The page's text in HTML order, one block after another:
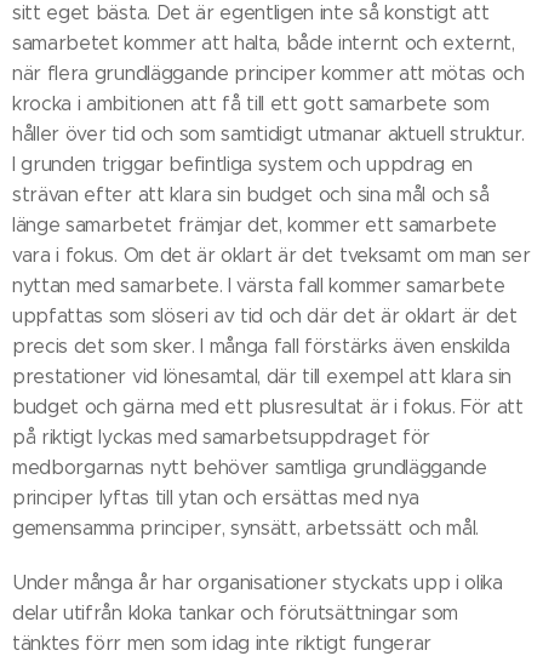
sitt eget bästa. Det är egentligen inte så konstigt att
samarbetet kommer att halta, både internt och externt,
när flera grundläggande principer kommer att mötas och
krocka i ambitionen att få till ett gott samarbete som
håller över tid och som samtidigt utmanar aktuell struktur.
I grunden triggar befintliga system och uppdrag en
strävan efter att klara sin budget och sina mål och så
länge samarbetet främjar det, kommer ett samarbete
vara i fokus. Om det är oklart är det tveksamt om man ser
nyttan med samarbete. I värsta fall kommer samarbete
uppfattas som slöseri av tid och där det är oklart är det
precis det som sker. I många fall förstärks även enskilda
prestationer vid lönesamtal, där till exempel att klara sin
budget och gärna med ett plusresultat är i fokus. För att
på riktigt lyckas med samarbetsuppdraget för
medborgarnas nytt behöver samtliga grundläggande
principer lyftas till ytan och ersättas med nya
gemensamma principer, synsätt, arbetssätt och mål.
Under många år har organisationer styckats upp i olika
delar utifrån kloka tankar och förutsättningar som
tänktes förr men som idag inte riktigt fungerar